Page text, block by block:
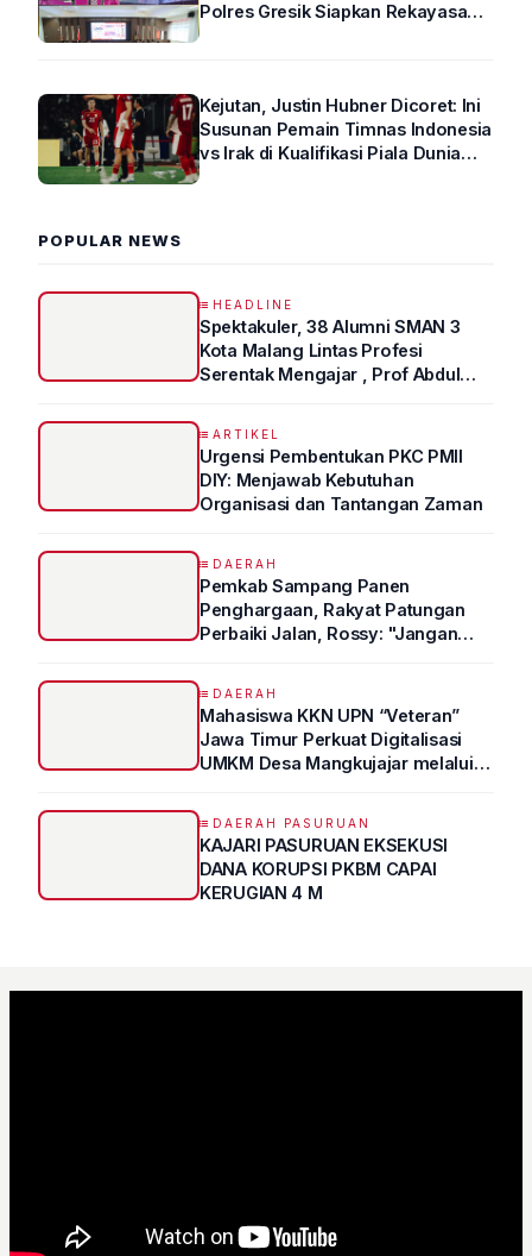
Polres Gresik Siapkan Rekayasa
Kejutan, Justin Hubner Dicoret: Ini
Susunan Pemain Timnas Indonesia
vs Irak di Kualifikasi Piala Dunia
POPULAR NEWS
HEADLINE
Spektakuler, 38 Alumni SMAN 3
Kota Malang Lintas Profesi
Serentak Mengajar , Prof Abdul
ARTIKEL
Urgensi Pembentukan PKC PMII
DIY: Menjawab Kebutuhan
Organisasi dan Tantangan Zaman
DAERAH
Pemkab Sampang Panen
Penghargaan, Rakyat Patungan
Perbaiki Jalan, Rossy: "Jangan
DAERAH
Mahasiswa KKN UPN “Veteran”
Jawa Timur Perkuat Digitalisasi
UMKM Desa Mangkujajar melalui
DAERAH PASURUAN
KAJARI PASURUAN EKSEKUSI
DANA KORUPSI PKBM CAPAI
KERUGIAN 4 M